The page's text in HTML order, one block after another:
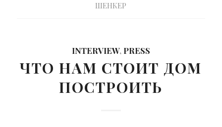
ШЕНКЕР
INTERVIEW, PRESS
ЧТО НАМ СТОИТ ДОМ
ПОСТРОИТЬ